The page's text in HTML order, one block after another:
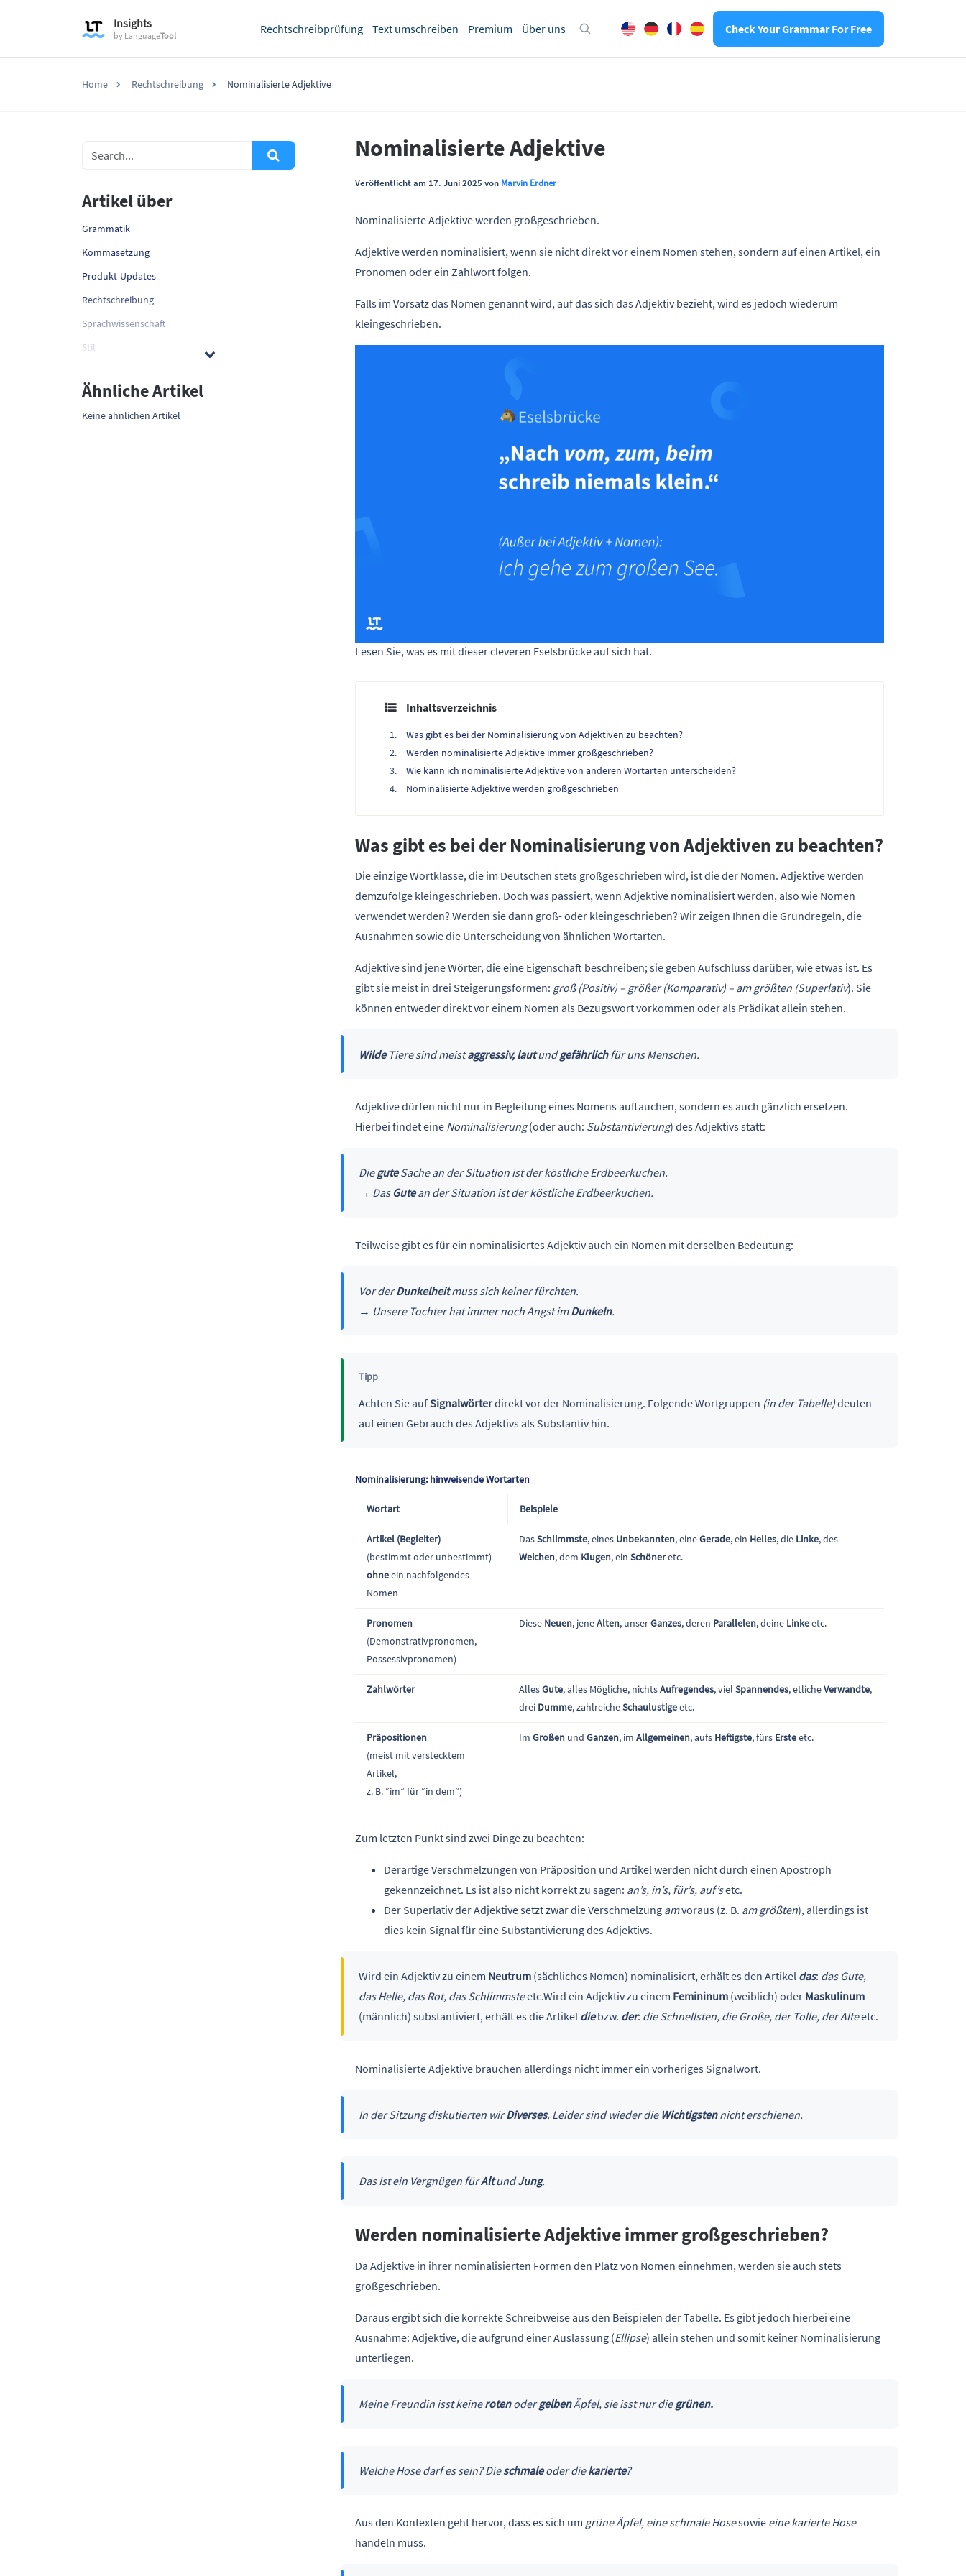
Insights
by LanguageTool Rechtschreibprüfung Text umschreiben Premium Über uns Check Your Grammar For Free
Home Rechtschreibung Nominalisierte Adjektive
Nominalisierte Adjektive
Veröffentlicht am 17. Juni 2025 von Marvin Erdner
Nominalisierte Adjektive werden großgeschrieben.
Adjektive werden nominalisiert, wenn sie nicht direkt vor einem Nomen stehen, sondern auf einen Artikel, ein
Pronomen oder ein Zahlwort folgen.
Falls im Vorsatz das Nomen genannt wird, auf das sich das Adjektiv bezieht, wird es jedoch wiederum
kleingeschrieben.
Lesen Sie, was es mit dieser cleveren Eselsbrücke auf sich hat.
Inhaltsverzeichnis
Was gibt es bei der Nominalisierung von Adjektiven zu beachten?
Werden nominalisierte Adjektive immer großgeschrieben?
Wie kann ich nominalisierte Adjektive von anderen Wortarten unterscheiden?
Nominalisierte Adjektive werden großgeschrieben
Was gibt es bei der Nominalisierung von Adjektiven zu beachten?
Die einzige Wortklasse, die im Deutschen stets großgeschrieben wird, ist die der Nomen. Adjektive werden
demzufolge kleingeschrieben. Doch was passiert, wenn Adjektive nominalisiert werden, also wie Nomen
verwendet werden? Werden sie dann groß- oder kleingeschrieben? Wir zeigen Ihnen die Grundregeln, die
Ausnahmen sowie die Unterscheidung von ähnlichen Wortarten.
Adjektive sind jene Wörter, die eine Eigenschaft beschreiben; sie geben Aufschluss darüber, wie etwas ist. Es
gibt sie meist in drei Steigerungsformen: groß (Positiv) – größer (Komparativ) – am größten (Superlativ). Sie
können entweder direkt vor einem Nomen als Bezugswort vorkommen oder als Prädikat allein stehen.
WildeTiere sind meistaggressiv, lautundgefährlichfür uns Menschen.
Adjektive dürfen nicht nur in Begleitung eines Nomens auftauchen, sondern es auch gänzlich ersetzen.
Hierbei findet eine Nominalisierung(oder auch: Substantivierung) des Adjektivs statt:
DieguteSache an der Situation ist der köstliche Erdbeerkuchen.
→ Das Gutean der Situation ist der köstliche Erdbeerkuchen.
Teilweise gibt es für ein nominalisiertes Adjektiv auch ein Nomen mit derselben Bedeutung:
Vor derDunkelheitmuss sich keiner fürchten.
→ Unsere Tochter hat immer noch Angst imDunkeln.
Tipp
Achten Sie aufSignalwörterdirekt vor der Nominalisierung. Folgende Wortgruppen (in der Tabelle)deuten
auf einen Gebrauch des Adjektivs als Substantiv hin.
Nominalisierung: hinweisende Wortarten
Wortart Beispiele
Artikel (Begleiter)
(bestimmt oder unbestimmt)
ohneein nachfolgendes
Nomen
DasSchlimmste, eines Unbekannten, eineGerade, ein Helles, die Linke, des
Weichen, dem Klugen, ein Schöneretc.
Pronomen
(Demonstrativpronomen,
Possessivpronomen)
Diese Neuen, jeneAlten, unserGanzes, deren Parallelen, deine Linkeetc.
Zahlwörter AllesGute, alles Mögliche, nichtsAufregendes, viel Spannendes, etlicheVerwandte,
drei Dumme, zahlreicheSchaulustigeetc.
Präpositionen
(meist mit verstecktem
Artikel,
z. B. “im” für “in dem”)
Im Großen und Ganzen, im Allgemeinen, aufs Heftigste, fürs Ersteetc.
Zum letzten Punkt sind zwei Dinge zu beachten:
Derartige Verschmelzungen von Präposition und Artikel werden nicht durch einen Apostroph
gekennzeichnet. Es ist also nicht korrekt zu sagen: an’s, in’s, für’s, auf’setc.
Der Superlativ der Adjektive setzt zwar die Verschmelzung amvoraus (z. B. am größten), allerdings ist
dies kein Signal für eine Substantivierung des Adjektivs.
Wird ein Adjektiv zu einem Neutrum(sächliches Nomen) nominalisiert, erhält es den Artikel das: das Gute,
das Helle, das Rot, das Schlimmsteetc.Wird ein Adjektiv zu einem Femininum(weiblich) oder Maskulinum
(männlich) substantiviert, erhält es die Artikel diebzw. der: die Schnellsten, die Große, der Tolle, der Alteetc.
Nominalisierte Adjektive brauchen allerdings nicht immer ein vorheriges Signalwort.
In der Sitzung diskutierten wirDiverses. Leider sind wieder die Wichtigstennicht erschienen.
Das ist ein Vergnügen fürAltundJung.
Werden nominalisierte Adjektive immer großgeschrieben?
Da Adjektive in ihrer nominalisierten Formen den Platz von Nomen einnehmen, werden sie auch stets
großgeschrieben.
Daraus ergibt sich die korrekte Schreibweise aus den Beispielen der Tabelle. Es gibt jedoch hierbei eine
Ausnahme: Adjektive, die aufgrund einer Auslassung (Ellipse) allein stehen und somit keiner Nominalisierung
unterliegen.
Meine Freundin isst keinerotenodergelbenÄpfel, sie isst nur diegrünen.
Welche Hose darf es sein? Dieschmaleoder diekarierte?
Aus den Kontexten geht hervor, dass es sich um grüne Äpfel, eine schmale Hosesowie eine karierte Hose
handeln muss.
Artikel über
Grammatik
Kommasetzung
Produkt-Updates
Rechtschreibung
Sprachwissenschaft
Stil
Ähnliche Artikel
Keine ähnlichen Artikel